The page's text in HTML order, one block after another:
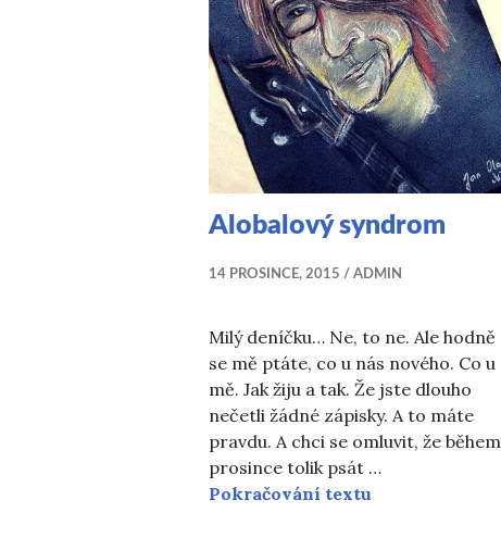
Alobalový syndrom
14 PROSINCE, 2015 ADMIN
Milý deníčku… Ne, to ne. Ale hodně
se mě ptáte, co u nás nového. Co u
mě. Jak žiju a tak. Že jste dlouho
nečetli žádné zápisky. A to máte
pravdu. A chci se omluvit, že během
prosince tolik psát …
Pokračování textu